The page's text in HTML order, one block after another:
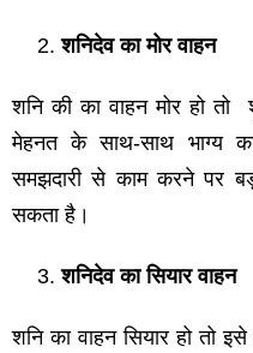
शनिदेव का मोर वाहन
शनि की का वाहन मोर हो
मेहनत के साथ-साथ भाग्य
समझदारी से काम करने पर
सकता है।
शनिदेव का सियार वाहन
शनि का वाहन सियार हो तो